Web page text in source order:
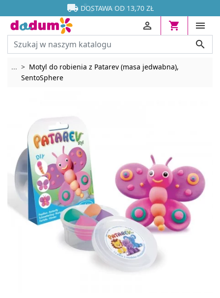

 DOSTAWA OD 13,70 ZŁ






... Rozwiń breadcrumbs
Motyl do robienia z Patarev (masa jedwabna),
SentoSphere